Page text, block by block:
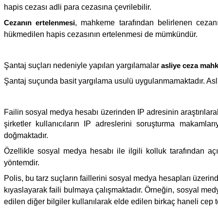
hapis cezası adli para cezasına çevrilebilir.
Cezanın ertelenmesi, mahkeme tarafından belirlenen
hükmedilen hapis cezasının ertelenmesi de mümkündür.
Şantaj suçları nedeniyle yapılan yargılamalar asliye ceza
Şantaj suçunda basit yargılama usulü uygulanmamaktadır.
Failin sosyal medya hesabı üzerinden IP adresinin
şirketler kullanıcıların IP adreslerini soruşturma
doğmaktadır.
Özellikle sosyal medya hesabı ile ilgili kolluk tarafından
yöntemdir.
Polis, bu tarz suçların faillerini sosyal medya hesapları
kıyaslayarak faili bulmaya çalışmaktadır. Örneğin, sosyal
edilen diğer bilgiler kullanılarak elde edilen birkaç haneli cep